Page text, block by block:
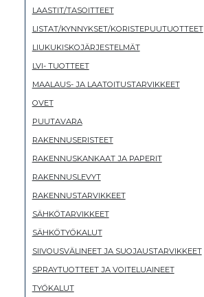
LAASTIT/TASOITTEET
LISTAT/KYNNYKSET/KORISTEPUUTUOTTEET
LIUKUKISKOJÄRJESTELMÄT
LVI- TUOTTEET
MAALAUS- JA LAATOITUSTARVIKKEET
OVET
PUUTAVARA
RAKENNUSERISTEET
RAKENNUSKANKAAT JA PAPERIT
RAKENNUSLEVYT
RAKENNUSTARVIKKEET
SÄHKÖTARVIKKEET
SÄHKÖTYÖKALUT
SIIVOUSVÄLINEET JA SUOJAUSTARVIKKEET
SPRAYTUOTTEET JA VOITELUAINEET
TYÖKALUT